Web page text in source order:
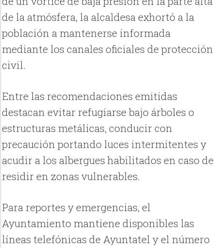
de la atmósfera, la alcaldesa exhortó a la
población a mantenerse informada
mediante los canales oficiales de protección
civil.
Entre las recomendaciones emitidas
destacan evitar refugiarse bajo árboles o
estructuras metálicas, conducir con
precaución portando luces intermitentes y
acudir a los albergues habilitados en caso de
residir en zonas vulnerables.
Para reportes y emergencias, el
Ayuntamiento mantiene disponibles las
líneas telefónicas de Ayuntatel y el número